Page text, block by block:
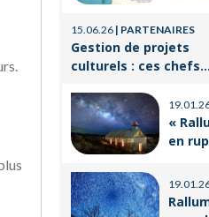
15.06.26 | PARTENAIRES
Gestion de projets
culturels : ces chefs
qui font vivre la
«
en